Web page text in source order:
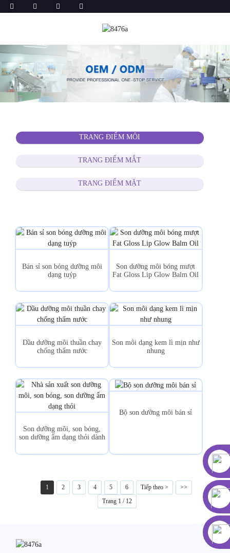
TRANG ĐIỂM MÔI
TRANG ĐIỂM MẮT
TRANG ĐIỂM MẶT
Bán sỉ son bóng dưỡng môi
dạng tuýp
Son dưỡng môi bóng mượt
Fat Gloss Lip Glow Balm Oil
Dầu dưỡng môi thuần chay
chống thấm nước
Son môi dạng kem lì mịn như
nhung
Son dưỡng môi, son bóng,
son dưỡng ẩm dạng thỏi dành
Bộ son dưỡng môi bán sỉ
1 2 3 4 5 6 Tiếp theo >
>>
Trang 1 / 12